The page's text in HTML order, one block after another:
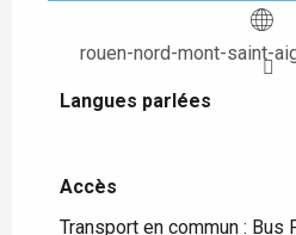
rouen-nord-mont-saint-
Langues parlées
Langues parlées
Accès
Accès
Transport en commun : Bus